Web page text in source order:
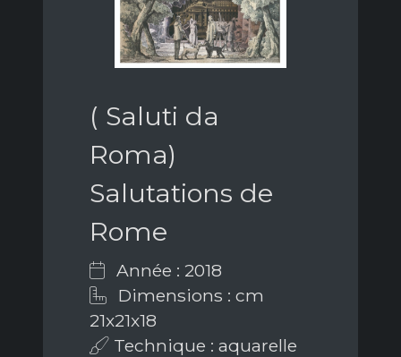
( Saluti da
Roma)
Salutations de
Rome
Année : 2018
Dimensions : cm
21x21x18
Technique : aquarelle